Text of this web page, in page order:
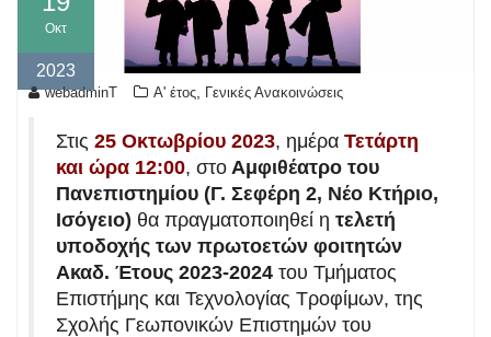
Οκτ
2023
webadminT Α' έτος Γενικές Ανακοινώσεις
Στις 25 Οκτωβρίου 2023, ημέρα Τετάρτη
και ώρα 12:00, στο Αμφιθέατρο του
Πανεπιστημίου (Γ. Σεφέρη 2, Νέο Κτήριο,
Ισόγειο) θα πραγματοποιηθεί η τελετή
υποδοχής των πρωτοετών φοιτητών
Ακαδ. Έτους 2023-2024 του Τμήματος
Επιστήμης και Τεχνολογίας Τροφίμων, της
Σχολής Γεωπονικών Επιστημών του